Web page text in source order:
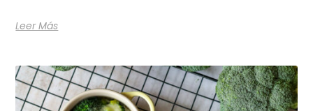
Leer Más